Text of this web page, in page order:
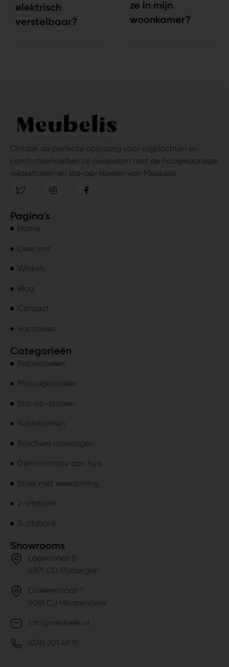
elektrisch
verstelbaar?
ze in mijn
woonkamer?
Ontdek de perfecte oplossing voor rugklachten en
comfortbehoeften bij ouderdom met de hoogwaardige
relaxstoelen en sta-op-stoelen van Meubelis.
Pagina's
Home
Over ons
Winkels
Blog
Contact
Vacatures
Categorieën
Relaxstoelen
Massagestoelen
Sta-op-stoelen
Relaxbanken
Brochure aanvragen
Demonstratie aan huis
Stoel met verwarming
2-zitsbank
3-zitsbank
Showrooms
Lagestraat 8
4891 CD Rijsbergen
Doelenstraat 7
5081 CJ Hilvarenbeek
info@meubelis.nl
(076) 201 49 19